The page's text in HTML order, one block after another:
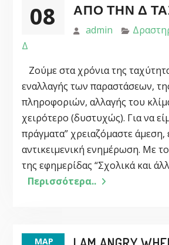
08
ΑΠΌ ΤΗΝ Δ
admin
Δ
Ζούμε στα χρόνια της
εναλλαγής των παραστάσεων,
πληροφοριών, αλλαγής του
χειρότερο (δυστυχώς). Για να
πράγματα” χρειαζόμαστε άμεση,
αντικειμενική ενημέρωση. Με
της εφημερίδας “Σχολικά και
Περισσότερα..
ΜΑΡ